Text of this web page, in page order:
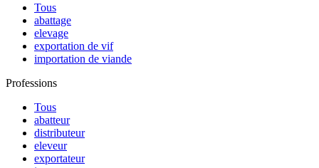
Tous
abattage
elevage
exportation de vif
importation de viande
Professions
Tous
abatteur
distributeur
eleveur
exportateur